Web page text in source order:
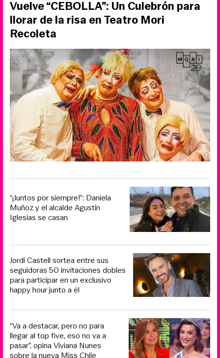
Vuelve “CEBOLLA”: Un Culebrón para
llorar de la risa en Teatro Mori
Recoleta
“¡Juntos por siempre!”: Daniela
Muñoz y el alcalde Agustín
Iglesias se casan
Jordi Castell sortea entre sus
seguidoras 50 invitaciones dobles
para participar en un exclusivo
happy hour junto a él
“Va a destacar, pero no para
llegar al top five, eso no va a
pasar”, opina Viviana Nunes
sobre la nueva Miss Chile